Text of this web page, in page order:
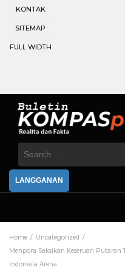
KONTAK
SITEMAP
FULL WIDTH
Search
LANGGANAN
Home
Uncategorized
Menpora Saksikan Keseruan Putaran
Indonesia Arena